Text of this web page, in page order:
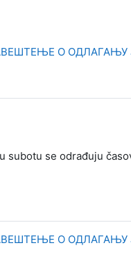
O ОДЛАГАЊУ
subotu se odrađuju
O ОДЛАГАЊУ